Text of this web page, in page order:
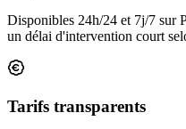
Disponibles 24h/24 et 7j/7 sur
un délai d'intervention court
Tarifs transparents